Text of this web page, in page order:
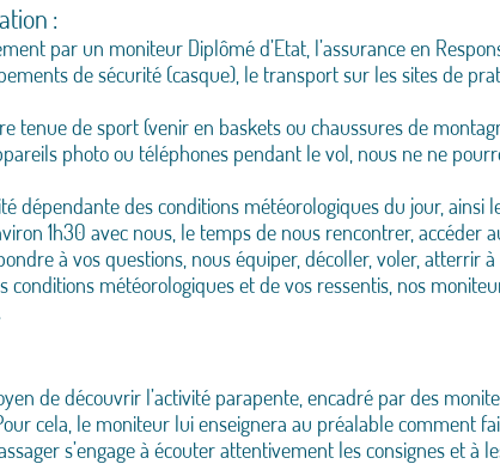
:
par un moniteur Diplômé d’Etat, l’assurance en
de sécurité (casque), le transport sur les sites de
tenue de sport (venir en baskets ou chaussures de
photo ou téléphones pendant le vol, nous ne ne
dépendante des conditions météorologiques du jour, ainsi
1h30 avec nous, le temps de nous rencontrer,
à vos questions, nous équiper, décoller, voler, atterrir
conditions météorologiques et de vos ressentis, nos
de découvrir l’activité parapente, encadré par des
cela, le moniteur lui enseignera au préalable comment
s’engage à écouter attentivement les consignes et à